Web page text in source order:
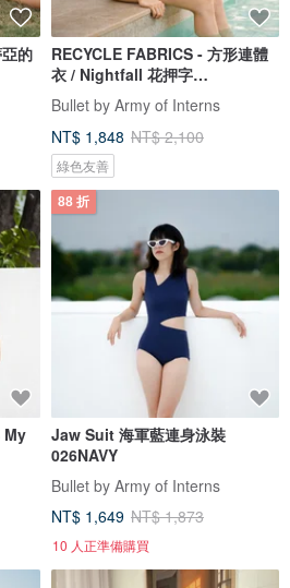
的
RECYCLE FABRICS - 方形連體
衣 / Nightfall 花押字
BLT064NIGH
Bullet by Army of Interns
NT$ 1,848 NT$ 2,100
綠色友善
My
88 折
Jaw Suit 海軍藍連身泳裝
026NAVY
Bullet by Army of Interns
NT$ 1,649 NT$ 1,873
10 人正準備購買